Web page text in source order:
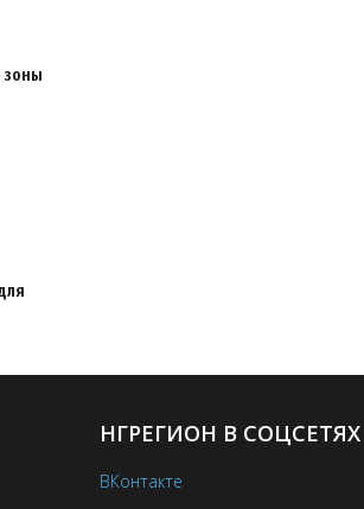
зоны
НГРЕГИОН В СОЦСЕТЯХ
ВКонтакте